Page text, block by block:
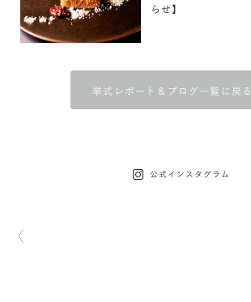
らせ】
挙式レポート＆ブログ一覧に戻る
公式インスタグラム